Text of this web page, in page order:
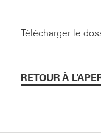
Télécharger le
RETOUR À